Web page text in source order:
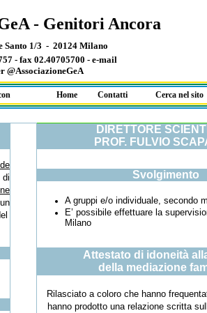
- Genitori Ancora
Santo 1/3 - 20124 Milano
- fax 02.40705700 - e-mail
@AssociazioneGeA
Home Contatti Cerca nel sito
DIRETTORE
PROF. FULVIO
Svolgimento
A gruppi e/o individuale, secondo
E’ possibile effettuare la
Milano
Attestato di idoneità
della mediazione
Rilasciato a coloro che hanno
hanno prodotto una relazione scritta